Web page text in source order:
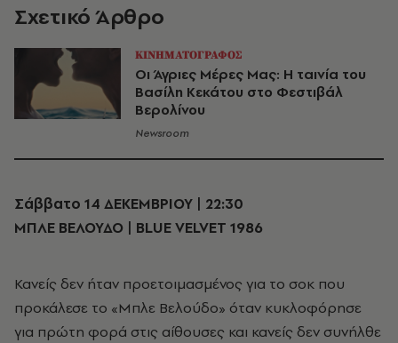
Σχετικό Άρθρο
ΚΙΝΗΜΑΤΟΓΡΑΦΟΣ
Οι Άγριες Μέρες Μας: Η ταινία του
Βασίλη Κεκάτου στο Φεστιβάλ
Βερολίνου
Newsroom
Σάββατο 14 ΔΕΚΕΜΒΡΙΟΥ | 22:30
ΜΠΛΕ ΒΕΛΟΥΔΟ | BLUE VELVET 1986
Κανείς δεν ήταν προετοιμασμένος για το σοκ που
προκάλεσε το «Μπλε Βελούδο» όταν κυκλοφόρησε
για πρώτη φορά στις αίθουσες και κανείς δεν συνήλθε